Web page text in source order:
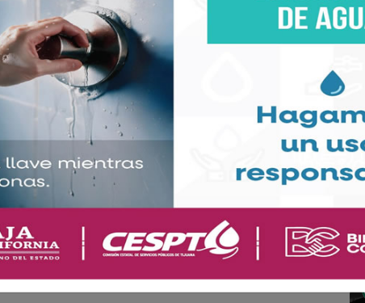
a mí por qué no me llamó? ¿A mí por qué no me
daba un poco de celos, la verdad que sí.”
elegida para el papel de Bibi, admitiendo que era
a pensar que había sido una equivocación de
así, su madre la animó a probar suerte.
iba a tener una edad más cercana a la
a ella, tras su prueba. Aislinn, por su parte,
esa etapa temprana porque no acompañaba a su
ambas actrices, donde Aislinn pudo expresar
por Regina, mientras que Blandón compartió los
espectáculo.